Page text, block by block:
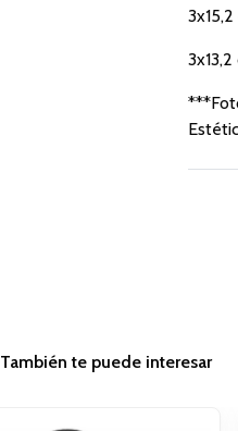
También te puede interesar